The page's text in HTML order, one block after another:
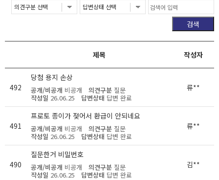
검색
제목 작성자
492
당첨 용지 손상
공개/비공개 비공개 의견구분 질문
작성일 26.06.25 답변상태 답변 완료
류**
491
프로토 종이가 젖어서 환급이 안되네요
공개/비공개 비공개 의견구분 질문
작성일 26.06.25 답변상태 답변 완료
류**
490
질문한거 비밀번호
공개/비공개 비공개 의견구분 질문
작성일 26.06.25 답변상태 답변 완료
김**